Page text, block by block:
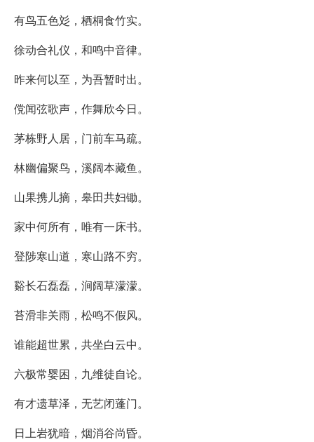
有鸟五色彣，栖桐食竹实。
徐动合礼仪，和鸣中音律。
昨来何以至，为吾暂时出。
傥闻弦歌声，作舞欣今日。
茅栋野人居，门前车马疏。
林幽偏聚鸟，溪阔本藏鱼。
山果携儿摘，皋田共妇锄。
家中何所有，唯有一床书。
登陟寒山道，寒山路不穷。
谿长石磊磊，涧阔草濛濛。
苔滑非关雨，松鸣不假风。
谁能超世累，共坐白云中。
六极常婴困，九维徒自论。
有才遗草泽，无艺闭蓬门。
日上岩犹暗，烟消谷尚昏。